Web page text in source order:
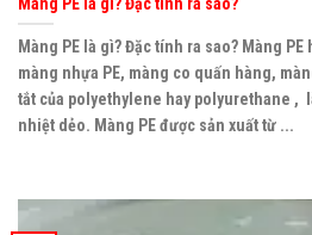
Màng PE là gì? Đặc tính ra sao? Màng
màng nhựa PE, màng co quấn hàng,
tắt của polyethylene hay polyurethane ,
nhiệt dẻo. Màng PE được sản xuất từ ...